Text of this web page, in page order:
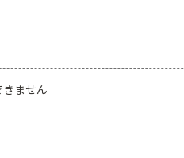
ません